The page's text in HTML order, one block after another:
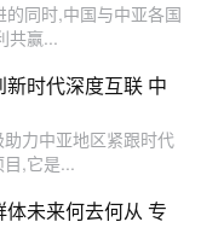
同时,中国与中亚各国
共赢...
新时代深度互联 中
力中亚地区紧跟时代
,它是...
体未来何去何从 专